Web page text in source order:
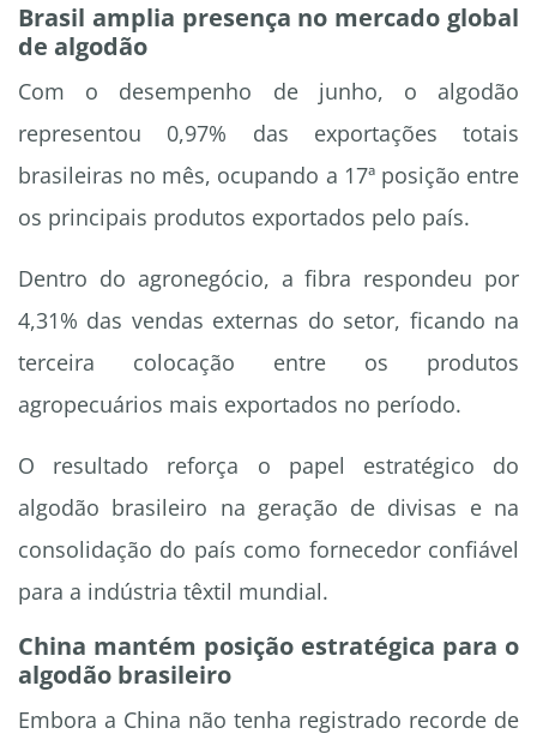
Brasil amplia presença no mercado global
de algodão
Com o desempenho de junho, o algodão
representou 0,97% das exportações totais
brasileiras no mês, ocupando a 17ª posição entre
os principais produtos exportados pelo país.
Dentro do agronegócio, a fibra respondeu por
4,31% das vendas externas do setor, ficando na
terceira colocação entre os produtos
agropecuários mais exportados no período.
O resultado reforça o papel estratégico do
algodão brasileiro na geração de divisas e na
consolidação do país como fornecedor confiável
para a indústria têxtil mundial.
China mantém posição estratégica para o
algodão brasileiro
Embora a China não tenha registrado recorde de